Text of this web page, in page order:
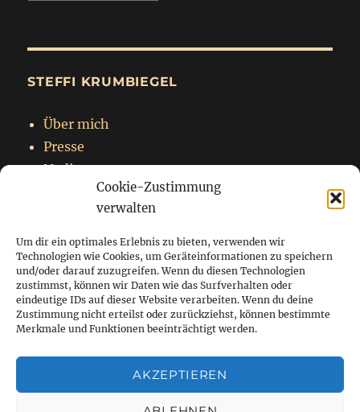
Cookie-Zustimmung
verwalten
Um dir ein optimales Erlebnis zu bieten, verwenden wir
Technologien wie Cookies, um Geräteinformationen zu speichern
und/oder darauf zuzugreifen. Wenn du diesen Technologien
zustimmst, können wir Daten wie das Surfverhalten oder
eindeutige IDs auf dieser Website verarbeiten. Wenn du deine
Zustimmung nicht erteilst oder zurückziehst, können bestimmte
Merkmale und Funktionen beeinträchtigt werden.
AKZEPTIEREN
STEFFI KRUMBIEGEL
Über mich
Presse
Nadja
Impressum
Datenschutzerklärung
Startseite
Blog